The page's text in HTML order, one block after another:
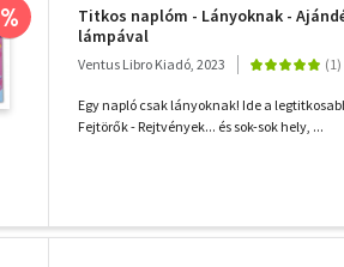
%
Titkos naplóm - Lányoknak -
lámpával
Ventus Libro Kiadó, 2023
Egy napló csak lányoknak! Ide a
Fejtörők - Rejtvények... és sok-sok hely, ...